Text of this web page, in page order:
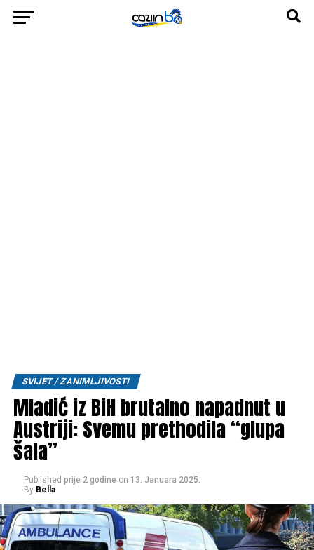
SVIJET / ZANIMLJIVOSTI
Mladić iz BiH brutalno napadnut u
Austriji: Svemu prethodila “glupa
šala”
Published prije 2 godine on 13. Januara 2025.
By Bella